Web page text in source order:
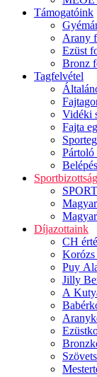
Támogatóink
Arany
Ezüst
Bronz
Tagfelvétel
Vidéki
Fajta
Pártoló
Díjazottaink
CH
Korózs
Puy
Jilly
A